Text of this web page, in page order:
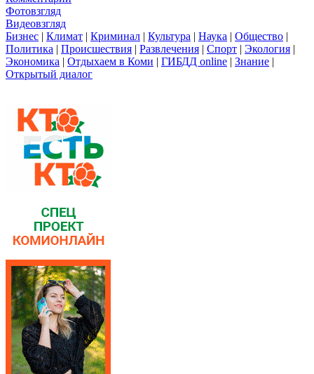
Фотовзгляд
Видеовзгляд
Бизнес | Климат | Криминал | Культура | Наука | Общество |
Политика | Происшествия | Развлечения | Спорт | Экология |
Экономика | Отдыхаем в Коми | ГИБДД online | Знание |
Открытый диалог